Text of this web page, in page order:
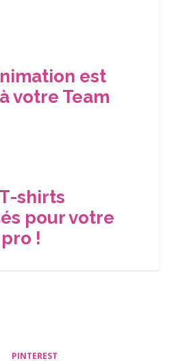
est
votre Team
shirts
pour votre
!
PINTEREST